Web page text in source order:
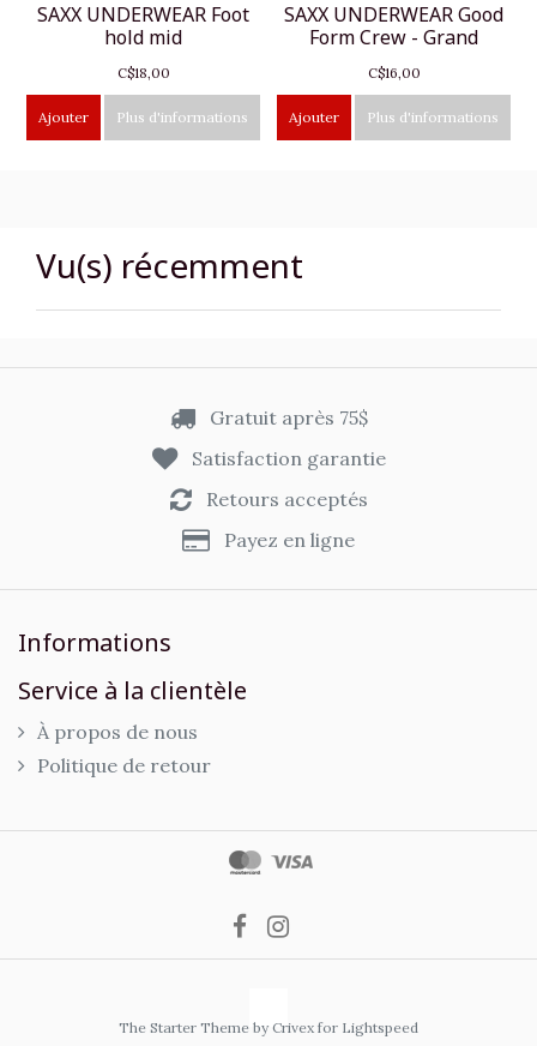
SAXX UNDERWEAR Foot
hold mid
C$18,00
Ajouter Plus d'informations
SAXX UNDERWEAR Good
Form Crew - Grand
C$16,00
Ajouter Plus d'informations
Vu(s) récemment
Gratuit après 75$
Satisfaction garantie
Retours acceptés
Payez en ligne
Informations
Service à la clientèle
À propos de nous
Politique de retour
The Starter Theme by Crivex for Lightspeed